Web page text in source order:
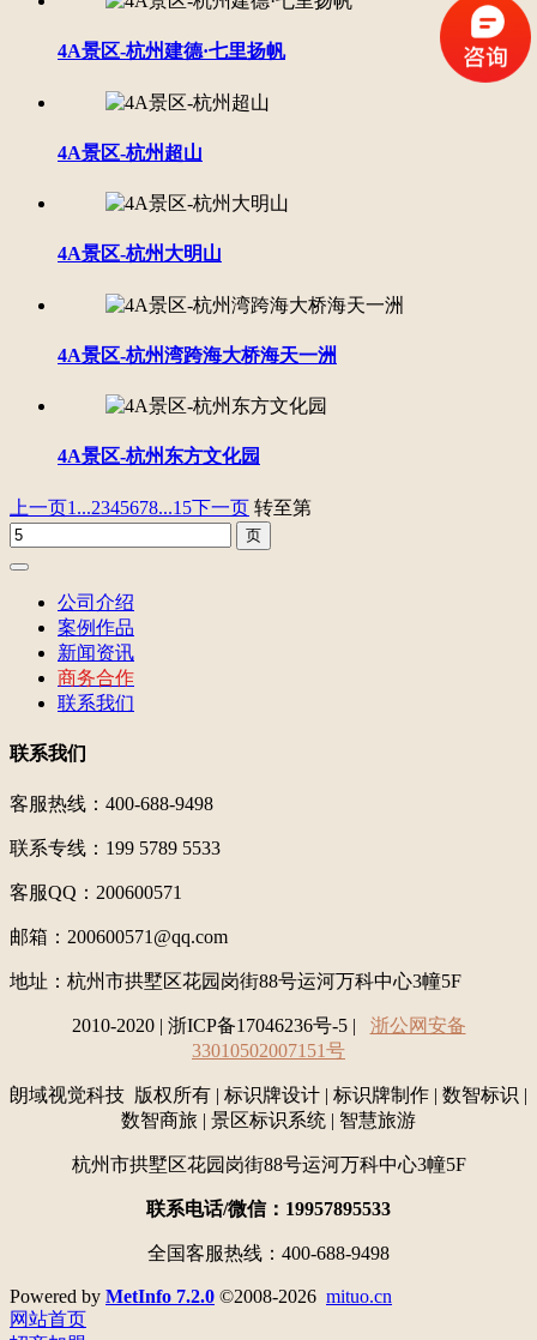
4A景区-杭州建德·七里扬帆
4A景区-杭州超山
4A景区-杭州大明山
4A景区-杭州湾跨海大桥海天一洲
4A景区-杭州东方文化园
上一页1...2345678...15下一页 转至第
公司介绍
案例作品
新闻资讯
商务合作
联系我们
联系我们
客服热线：400-688-9498
联系专线：199 5789 5533
客服QQ：200600571
邮箱：200600571@qq.com
地址： 杭州市拱墅区花园岗街88号运河万科中心3幢5F
2010-2020 | 浙ICP备17046236号-5 |
浙公网安备
33010502007151号
朗域视觉科技 版权所有 | 标识牌设计 | 标识牌制作 | 数智标识 |
数智商旅 | 景区标识系统 | 智慧旅游
杭州市拱墅区花园岗街88号运河万科中心3幢5F
联系电话/微信：19957895533
全国客服热线：400-688-9498
Powered by MetInfo 7.2.0 ©2008-2026 mituo.cn
网站首页